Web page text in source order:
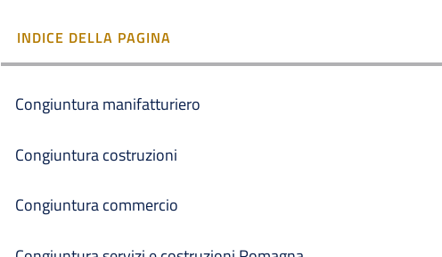
INDICE DELLA PAGINA
Congiuntura manifatturiero
Congiuntura costruzioni
Congiuntura commercio